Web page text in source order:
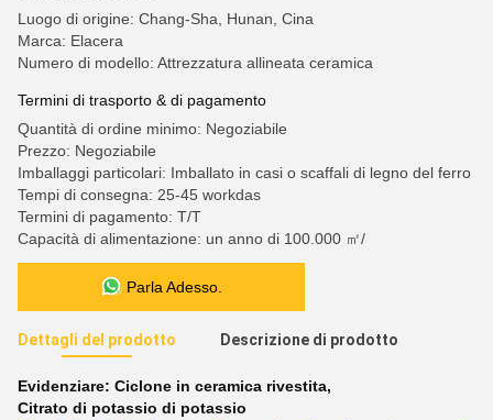
Luogo di origine: Chang-Sha, Hunan, Cina
Marca: Elacera
Numero di modello: Attrezzatura allineata ceramica
Termini di trasporto & di pagamento
Quantità di ordine minimo: Negoziabile
Prezzo: Negoziabile
Imballaggi particolari: Imballato in casi o scaffali di legno del ferro
Tempi di consegna: 25-45 workdas
Termini di pagamento: T/T
Capacità di alimentazione: un anno di 100.000 ㎡/
Parla Adesso.
Dettagli del prodotto Descrizione di prodotto
Evidenziare: Ciclone in ceramica rivestita,
Citrato di potassio di potassio